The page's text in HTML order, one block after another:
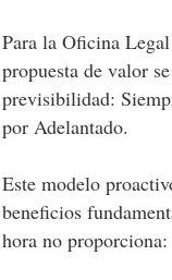
Para la Oficina
propuesta de valor
previsibilidad:
por Adelantado.
Este modelo
beneficios
hora no proporciona: